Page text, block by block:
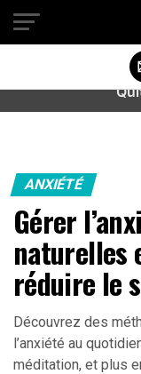
Warning
:
/home/
content/plugins/
ANXIÉTÉ
Gérer
naturelles
réduire le
Découvrez des
l’anxiété au
méditation, et plus